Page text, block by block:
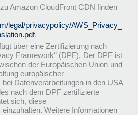
Amazon CloudFront CDN finden
legal/privacypolicy/AWS_Privacy_
.
über eine Zertifizierung nach
Framework“ (DPF). Der DPF ist
der Europäischen Union und
europäischer
Datenverarbeitungen in den USA
nach dem DPF zertifizierte
sich, diese
Weitere Informationen